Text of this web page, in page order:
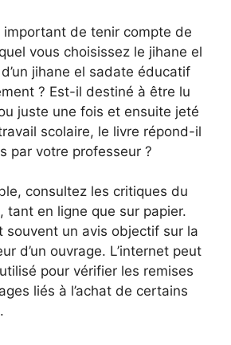
important de tenir compte de
vous choisissez le jihane el
jihane el sadate éducatif
? Est-il destiné à être lu
juste une fois et ensuite jeté
travail scolaire, le livre répond-il
par votre professeur ?
consultez les critiques du
tant en ligne que sur papier.
souvent un avis objectif sur la
d’un ouvrage. L’internet peut
pour vérifier les remises
liés à l’achat de certains